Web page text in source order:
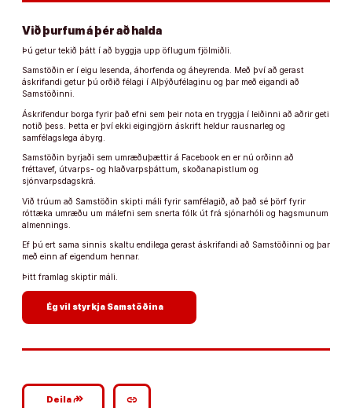
Við þurfum á þér að halda
Þú getur tekið þátt í að byggja upp öflugum fjölmiðli.
Samstöðin er í eigu lesenda, áhorfenda og áheyrenda. Með því að gerast
áskrifandi getur þú orðið félagi í Alþýðufélaginu og þar með eigandi að
Samstöðinni.
Áskrifendur borga fyrir það efni sem þeir nota en tryggja í leiðinni að aðrir geti
notið þess. Þetta er því ekki eigingjörn áskrift heldur rausnarleg og
samfélagslega ábyrg.
Samstöðin byrjaði sem umræðuþættir á Facebook en er nú orðinn að
fréttavef, útvarps- og hlaðvarpsþáttum, skoðanapistlum og
sjónvarpsdagskrá.
Við trúum að Samstöðin skipti máli fyrir samfélagið, að það sé þörf fyrir
róttæka umræðu um málefni sem snerta fólk út frá sjónarhóli og hagsmunum
almennings.
Ef þú ert sama sinnis skaltu endilega gerast áskrifandi að Samstöðinni og þar
með einn af eigendum hennar.
Þitt framlag skiptir máli.
Ég vil styrkja Samstöðina
Deilagoogle_plus_reshare link